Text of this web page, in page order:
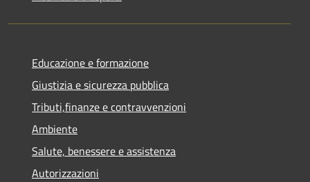
Educazione e formazione
Giustizia e sicurezza pubblica
Tributi,finanze e contravvenzioni
Ambiente
Salute, benessere e assistenza
Autorizzazioni